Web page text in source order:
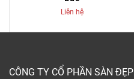
Liên hệ
CÔNG TY CỔ PHẦN SÀN ĐẸP